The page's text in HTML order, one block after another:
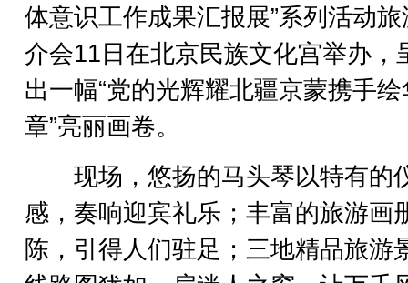
体意识工作成果汇报展”系列活动
介会11日在北京民族文化宫举办，
出一幅“党的光辉耀北疆京蒙携手绘
章”亮丽画卷。
现场，悠扬的马头琴以特有的
感，奏响迎宾礼乐；丰富的旅游画
陈，引得人们驻足；三地精品旅游